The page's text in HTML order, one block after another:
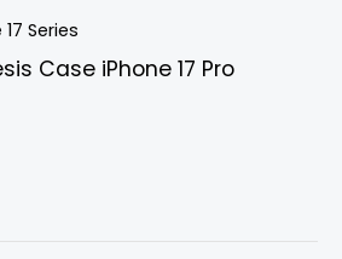
Series
Case iPhone 17 Pro